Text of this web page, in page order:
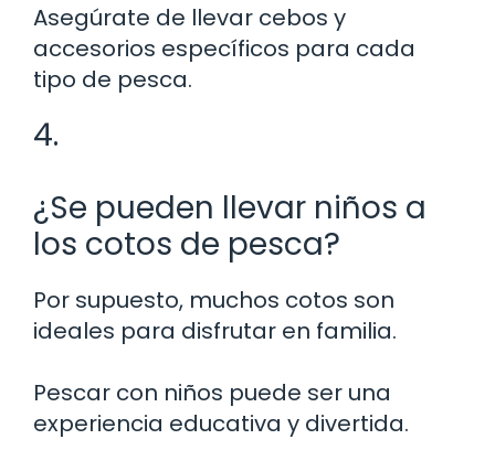
Asegúrate de llevar cebos y
accesorios específicos para cada
tipo de pesca.
4.
¿Se pueden llevar niños a
los cotos de pesca?
Por supuesto, muchos cotos son
ideales para disfrutar en familia.
Pescar con niños puede ser una
experiencia educativa y divertida.